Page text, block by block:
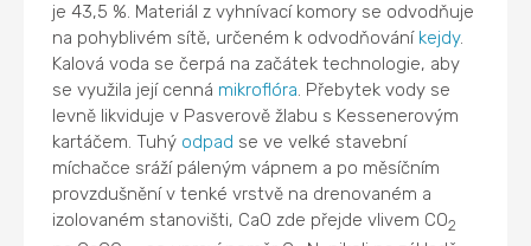
je 43,5 %. Materiál z vyhnívací komory se odvodňuje
na pohyblivém sítě, určeném k odvodňování kejdy.
Kalová voda se čerpá na začátek technologie, aby
se využila její cenná mikroflóra. Přebytek vody se
levně likviduje v Pasverově žlabu s Kessenerovým
kartáčem. Tuhý odpad se ve velké stavební
míchačce sráží páleným vápnem a po měsíčním
provzdušnění v tenké vrstvě na drenovaném a
izolovaném stanovišti, CaO zde přejde vlivem CO2